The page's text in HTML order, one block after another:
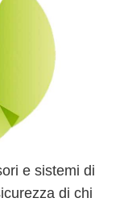
e sistemi di
di chi